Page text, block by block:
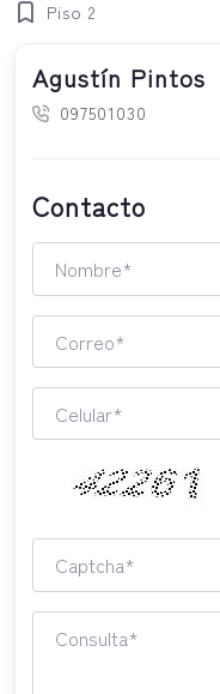
Piso 2
Agustín Pintos
097501030
Contacto